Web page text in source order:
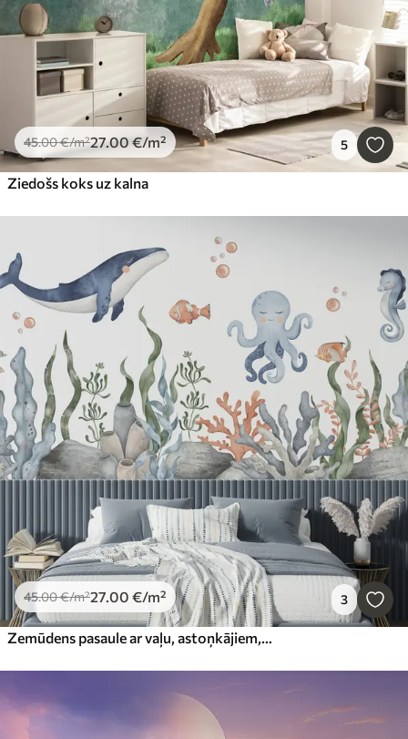
45.00€/m²27.00 €/m² 5
Ziedošs koks uz kalna
45.00€/m²27.00 €/m² 3
Zemūdens pasaule ar vaļu, astoņkājiem, bruņurupuci